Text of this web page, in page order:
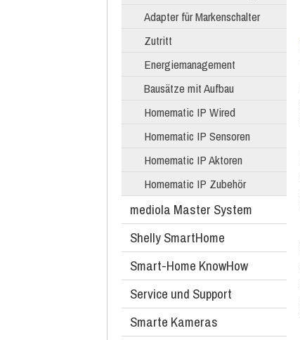
Adapter für Markenschalter
Zutritt
Energiemanagement
Bausätze mit Aufbau
Homematic IP Wired
Homematic IP Sensoren
Homematic IP Aktoren
Homematic IP Zubehör
mediola Master System
Shelly SmartHome
Smart-Home KnowHow
Service und Support
Smarte Kameras